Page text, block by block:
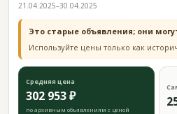
21.04.2025–30.04.2025
Это старые объявления; они
Используйте цены только как
Средняя цена
302 953 ₽
по архивным объявлениям с ценой